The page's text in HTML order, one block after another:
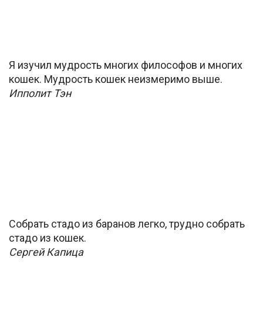
Я изучил мудрость многих философов и многих
кошек. Мудрость кошек неизмеримо выше.
Ипполит Тэн
Собрать стадо из баранов легко, трудно собрать
стадо из кошек.
Сергей Капица